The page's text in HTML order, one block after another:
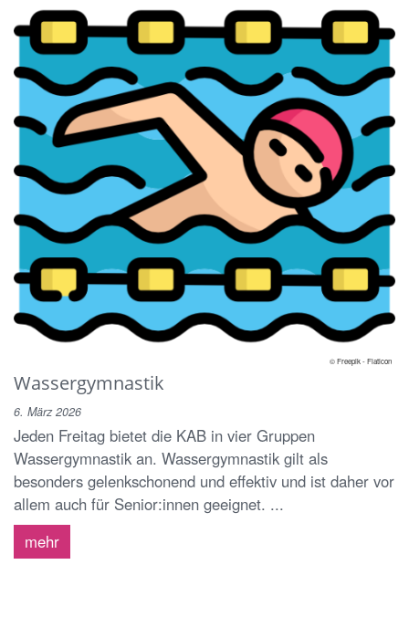
© Freepik - Flaticon
Wassergymnastik
6. März 2026
Jeden Freitag bietet die KAB in vier Gruppen
Wassergymnastik an. Wassergymnastik gilt als
besonders gelenkschonend und effektiv und ist daher vor
allem auch für Senior:innen geeignet. ...
mehr